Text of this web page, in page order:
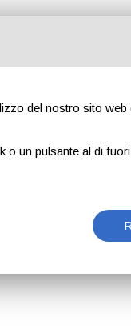
del nostro sito
o un pulsante al di